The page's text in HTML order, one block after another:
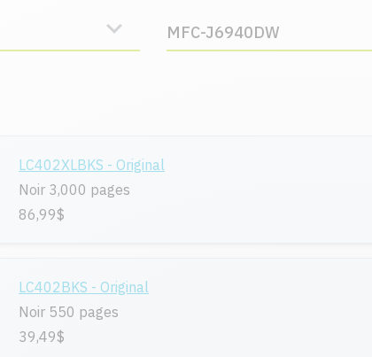
MFC-J6940DW
LC402XLBKS - Original
Noir 3,000 pages
86,99$
LC402BKS - Original
Noir 550 pages
39,49$